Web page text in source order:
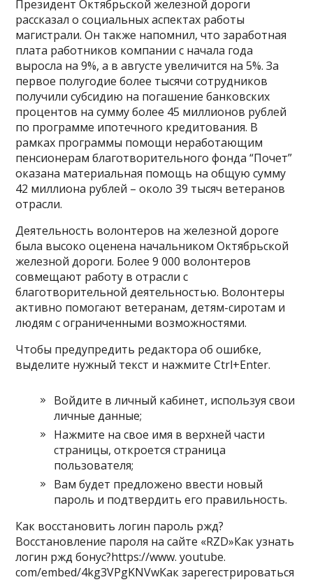
Президент Октябрьской железной дороги
рассказал о социальных аспектах работы
магистрали. Он также напомнил, что заработная
плата работников компании с начала года
выросла на 9%, а в августе увеличится на 5%. За
первое полугодие более тысячи сотрудников
получили субсидию на погашение банковских
процентов на сумму более 45 миллионов рублей
по программе ипотечного кредитования. В
рамках программы помощи неработающим
пенсионерам благотворительного фонда “Почет”
оказана материальная помощь на общую сумму
42 миллиона рублей – около 39 тысяч ветеранов
отрасли.
Деятельность волонтеров на железной дороге
была высоко оценена начальником Октябрьской
железной дороги. Более 9 000 волонтеров
совмещают работу в отрасли с
благотворительной деятельностью. Волонтеры
активно помогают ветеранам, детям-сиротам и
людям с ограниченными возможностями.
Чтобы предупредить редактора об ошибке,
выделите нужный текст и нажмите Ctrl+Enter.
Войдите в личный кабинет, используя свои
личные данные;
Нажмите на свое имя в верхней части
страницы, откроется страница
пользователя;
Вам будет предложено ввести новый
пароль и подтвердить его правильность.
Как восстановить логин пароль ржд?
Восстановление пароля на сайте «RZD»Как узнать
логин ржд бонус?https://www. youtube.
com/embed/4kg3VPgKNVwКак зарегестрироваться